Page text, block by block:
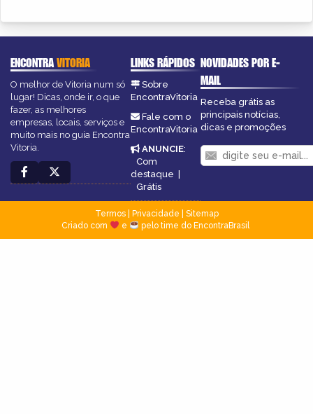
ENCONTRAVITORIA
O melhor de Vitoria num só
lugar! Dicas, onde ir, o que
fazer, as melhores
empresas, locais, serviços e
muito mais no guia Encontra
Vitoria.
LINKS RÁPIDOS
Sobre
EncontraVitoria
Fale com o
EncontraVitoria
ANUNCIE:
Com
destaque |
Grátis
NOVIDADES POR E-
MAIL
Receba grátis as
principais notícias,
dicas e promoções
Termos| Privacidade
Sitemap
Criado com
e pelo time do EncontraBrasil